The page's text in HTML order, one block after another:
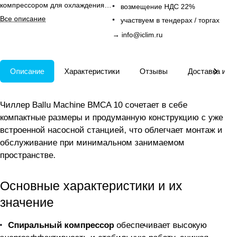
компрессором для охлаждения
помещений до 100 м².
Все описание
возмещение НДС 22%
участвуем в тендерах / торгах
→ info@iclim.ru
Описание Характеристики Отзывы Доставка
Чиллер Ballu Machine BMCA 10 сочетает в себе
компактные размеры и продуманную конструкцию с уже
встроенной насосной станцией, что облегчает монтаж и
обслуживание при минимальном занимаемом
пространстве.
Основные характеристики и их
значение
Спиральный компрессор обеспечивает высокую